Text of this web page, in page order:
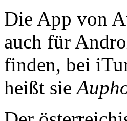
Die App von
auch für
finden, bei
heißt sie